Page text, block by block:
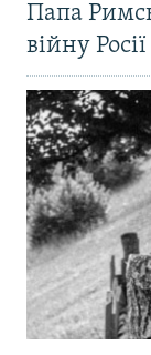
Папа
війну